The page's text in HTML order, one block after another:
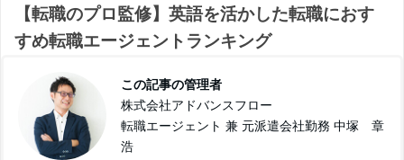
【転職のプロ監修】英語を活かした転職におす
すめ転職エージェントランキング
この記事の管理者
株式会社アドバンスフロー
転職エージェント 兼 元派遣会社勤務 中塚 章
浩